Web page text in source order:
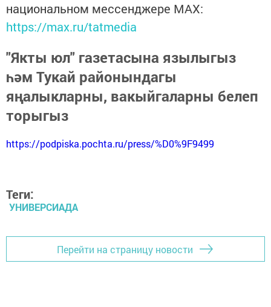
национальном мессенджере MАХ:
https://max.ru/tatmedia
"Якты юл" газетасына язылыгыз
һәм Тукай районындагы
яңалыкларны, вакыйгаларны белеп
торыгыз
https://podpiska.pochta.ru/press/%D0%9F9499
Теги:
УНИВЕРСИАДА
Перейти на страницу новости